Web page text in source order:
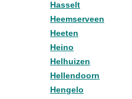
Hasselt
Heemserveen
Heeten
Heino
Helhuizen
Hellendoorn
Hengelo